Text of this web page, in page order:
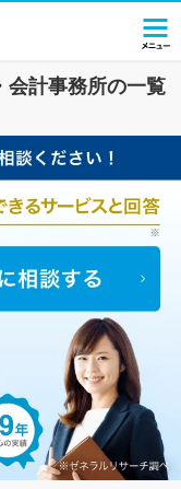
会計事務所の一覧